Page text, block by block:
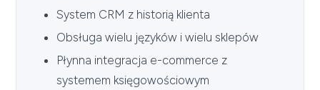
System CRM z historią klienta
Obsługa wielu języków i wielu sklepów
Płynna integracja e-commerce z
systemem księgowościowym